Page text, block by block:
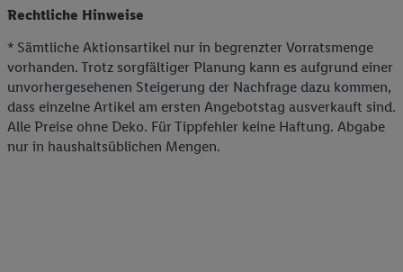
Rechtliche Hinweise
* Sämtliche Aktionsartikel nur in begrenzter Vorratsmenge
vorhanden. Trotz sorgfältiger Planung kann es aufgrund einer
unvorhergesehenen Steigerung der Nachfrage dazu kommen,
dass einzelne Artikel am ersten Angebotstag ausverkauft sind.
Alle Preise ohne Deko. Für Tippfehler keine Haftung. Abgabe
nur in haushaltsüblichen Mengen.